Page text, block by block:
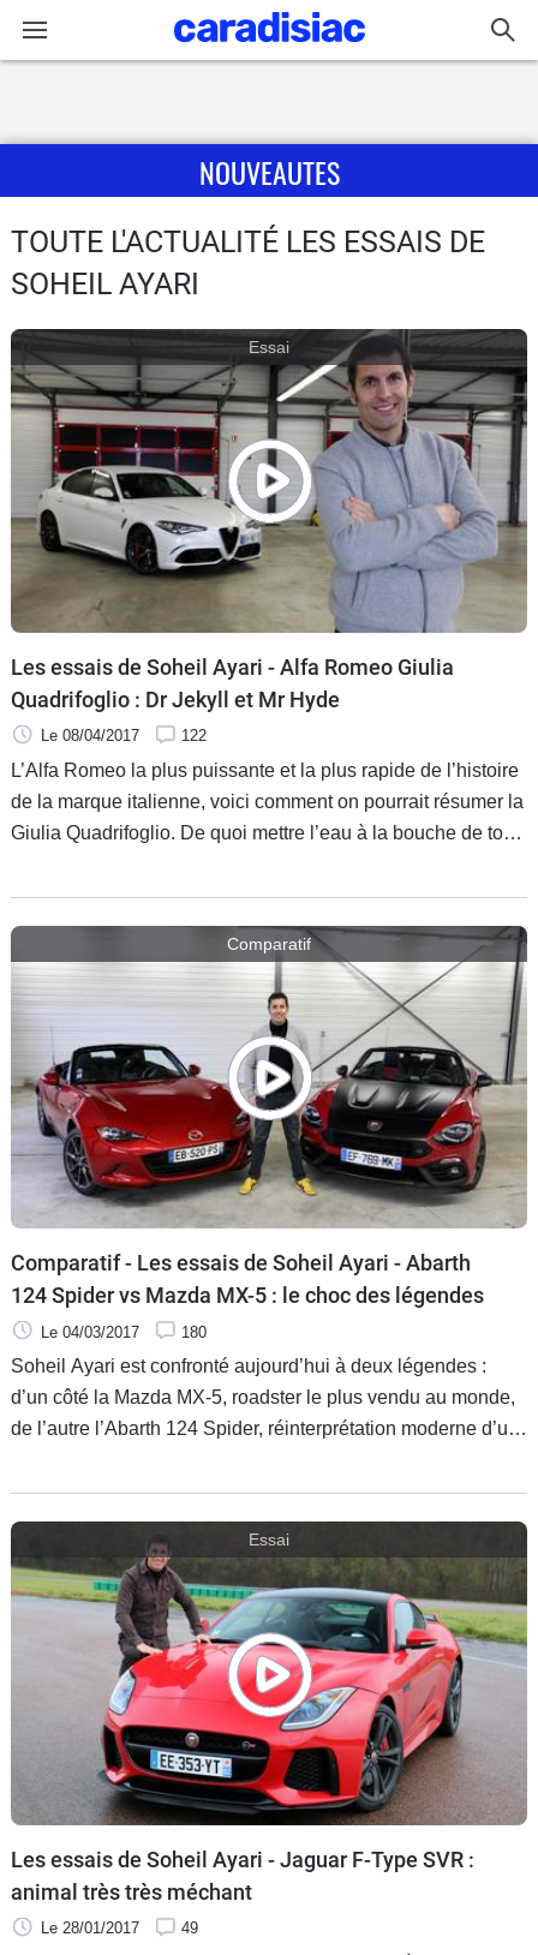
Actu
Essais
Guide
d'achat
Electriques
Utilitaires
Flottes
Auto
Forum
Moto
Marques
NOUVEAUTES
TOUTE L'ACTUALITÉ LES ESSAIS DE
SOHEIL AYARI
Essai
Les essais de Soheil Ayari - Alfa Romeo Giulia
Quadrifoglio : Dr Jekyll et Mr Hyde
Le 08/04/2017 122
L’Alfa Romeo la plus puissante et la plus rapide de l’histoire
de la marque italienne, voici comment on pourrait résumer la
Giulia Quadrifoglio. De quoi mettre l’eau à la bouche de tous
maison : Soheil Ayari. Va-t-il tomber sous le charme de la
belle italienne ?
Comparatif
Comparatif - Les essais de Soheil Ayari - Abarth
124 Spider vs Mazda MX-5 : le choc des légendes
Le 04/03/2017 180
Soheil Ayari est confronté aujourd’hui à deux légendes :
d’un côté la Mazda MX-5, roadster le plus vendu au monde,
de l’autre l’Abarth 124 Spider, réinterprétation moderne d’un
craquer ?
Essai
Les essais de Soheil Ayari - Jaguar F-Type SVR :
animal très très méchant
Le 28/01/2017 49